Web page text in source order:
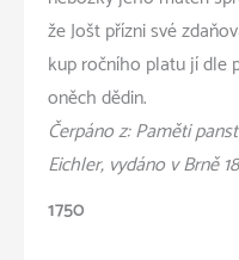
že Jošt přízni své
kup ročního platu jí dle
oněch dědin.
Čerpáno z: Paměti
Eichler, vydáno v Brně
1750